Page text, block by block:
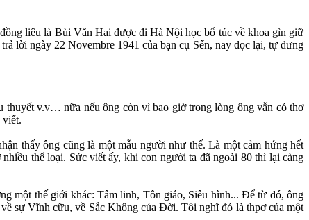
liêu là Bùi Văn Hai được đi Hà Nội học bổ túc về khoa gìn giữ
lời ngày 22 Novembre 1941 của bạn cụ Sển, nay đọc lại, tự dưng
thuyết v.v… nữa nếu ông còn vì bao giờ trong lòng ông vẫn có thơ
viết.
thấy ông cũng là một mẫu người như thế. Là một cảm hứng hết
thể loại. Sức viết ấy, khi con người ta đã ngoài 80 thì lại càng
một thế giới khác: Tâm linh, Tôn giáo, Siêu hình... Để từ đó, ông
sự Vĩnh cữu, về Sắc Không của Đời. Tôi nghĩ đó là thpơ của một